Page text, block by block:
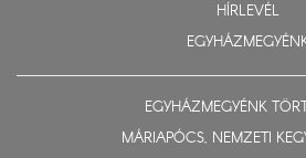
HÍRLEVÉL
EGYHÁZMEGYÉNK
MÁRIAPÓCS, NEMZETI